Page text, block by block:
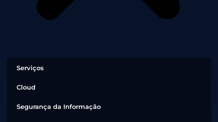
Serviços
Cloud
Segurança da Informação